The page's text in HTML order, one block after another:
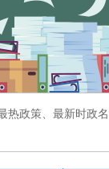
政策、最新时政名